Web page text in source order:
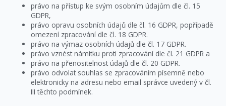
právo na přístup ke svým osobním údajům dle čl. 15
GDPR,
právo opravu osobních údajů dle čl. 16 GDPR, popřípadě
omezení zpracování dle čl. 18 GDPR.
právo na výmaz osobních údajů dle čl. 17 GDPR.
právo vznést námitku proti zpracování dle čl. 21 GDPR a
právo na přenositelnost údajů dle čl. 20 GDPR.
právo odvolat souhlas se zpracováním písemně nebo
elektronicky na adresu nebo email správce uvedený v čl.
III těchto podmínek.